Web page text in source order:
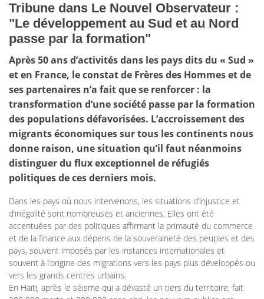
Tribune dans Le Nouvel Observateur :
"Le développement au Sud et au Nord
passe par la formation"
Après 50 ans d’activités dans les pays dits du « Sud »
et en France, le constat de Frères des Hommes et de
ses partenaires n’a fait que se renforcer : la
transformation d’une société passe par la formation
des populations défavorisées. L’accroissement des
migrants économiques sur tous les continents nous
donne raison, une situation qu’il faut néanmoins
distinguer du flux exceptionnel de réfugiés
politiques de ces derniers mois.
Dans les pays où nous intervenons, les situations d’injustice et
d’inégalité sont nombreuses et anciennes. Elles ont été
accentuées par des politiques affirmant la primauté du commerce
et de la finance aux dépens de la souveraineté des peuples et des
pays, souvent imposés par les instances internationales et
souvent à l’origine des migrations vers les pays plus développés ou
vers les grands centres urbains.
En Haïti, après le séisme qui a dévasté un tiers du territoire, fait